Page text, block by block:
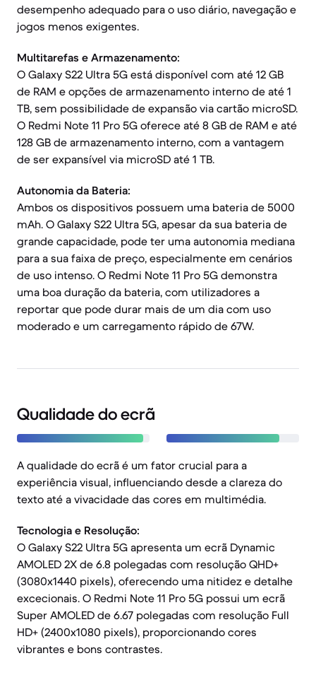
desempenho adequado para o uso diário, navegação e
jogos menos exigentes.
Multitarefas e Armazenamento:
O Galaxy S22 Ultra 5G está disponível com até 12 GB
de RAM e opções de armazenamento interno de até 1
TB, sem possibilidade de expansão via cartão microSD.
O Redmi Note 11 Pro 5G oferece até 8 GB de RAM e até
128 GB de armazenamento interno, com a vantagem
de ser expansível via microSD até 1 TB.
Autonomia da Bateria:
Ambos os dispositivos possuem uma bateria de 5000
mAh. O Galaxy S22 Ultra 5G, apesar da sua bateria de
grande capacidade, pode ter uma autonomia mediana
para a sua faixa de preço, especialmente em cenários
de uso intenso. O Redmi Note 11 Pro 5G demonstra
uma boa duração da bateria, com utilizadores a
reportar que pode durar mais de um dia com uso
moderado e um carregamento rápido de 67W.
Qualidade do ecrã
A qualidade do ecrã é um fator crucial para a
experiência visual, influenciando desde a clareza do
texto até a vivacidade das cores em multimédia.
Tecnologia e Resolução:
O Galaxy S22 Ultra 5G apresenta um ecrã Dynamic
AMOLED 2X de 6.8 polegadas com resolução QHD+
(3080x1440 pixels), oferecendo uma nitidez e detalhe
excecionais. O Redmi Note 11 Pro 5G possui um ecrã
Super AMOLED de 6.67 polegadas com resolução Full
HD+ (2400x1080 pixels), proporcionando cores
vibrantes e bons contrastes.